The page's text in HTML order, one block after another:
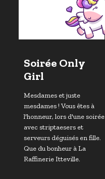
Soirée Only
Girl
Mesdames et juste
mesdames ! Vous êtes à
l'honneur, lors d'une soirée
avec striptaesers et
serveurs déguisés en fille.
Que du bonheur à La
Raffinerie Itteville.